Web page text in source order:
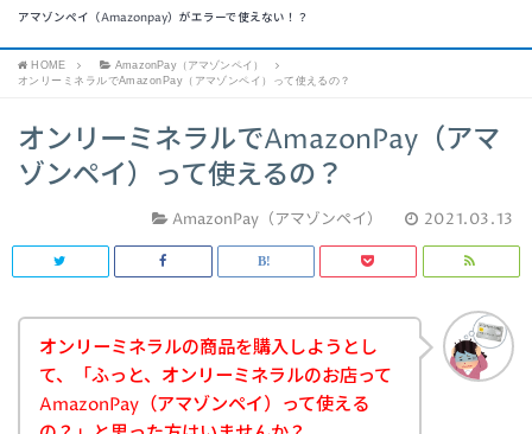
アマゾンペイ（Amazonpay）がエラーで使えない！？
HOME
AmazonPay（アマゾンペイ）
オンリーミネラルでAmazonPay（アマゾンペイ）って使えるの？
オンリーミネラルでAmazonPay（アマ
ゾンペイ）って使えるの？
AmazonPay（アマゾンペイ） 2021.03.13
オンリーミネラルの商品を購入しようとし
て、「ふっと、オンリーミネラルのお店って
AmazonPay（アマゾンペイ）って使える